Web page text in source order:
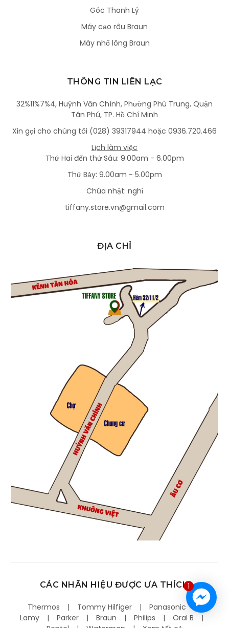
1
Góc Thanh Lý
Máy cạo râu Braun
Máy nhổ lông Braun
THÔNG TIN LIÊN LẠC
32%11%7%4, Huỳnh Văn Chính, Phường Phú Trung, Quận
Tân Phú, TP. Hồ Chí Minh
Xin gọi cho chúng tôi (028) 39317944 hoặc 0936.720.466
Lịch làm việc
Thứ Hai đến thứ Sáu: 9.00am - 6.00pm
Thứ Bảy: 9.00am - 5.00pm
Chúa nhật: nghỉ
tiffany.store.vn@gmail.com
ĐỊA CHỈ
CÁC NHÃN HIỆU ĐƯỢC ƯA THÍCH
Thermos Tommy Hilfiger
Panasonic
Lamy
Parker Braun Philips
Oral B